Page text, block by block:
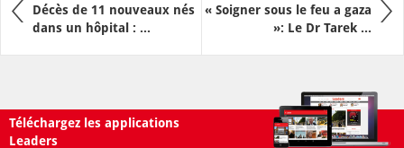
Décès de 11 nouveaux nés
dans un hôpital : ...
« Soigner sous le feu a gaza
»: Le Dr Tarek ...
Téléchargez les applications
Leaders